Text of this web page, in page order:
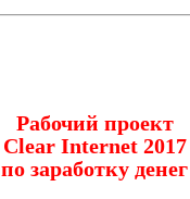
Рабочий проект
Clear Internet 2017
по заработку денег